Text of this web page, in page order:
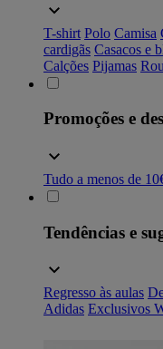
T-shirt Polo Camisa
cardigãs Casacos e
Calções Pijamas
Promoções e
Tudo a menos de
Tendências e
Regresso às aulas
Adidas Exclusivos